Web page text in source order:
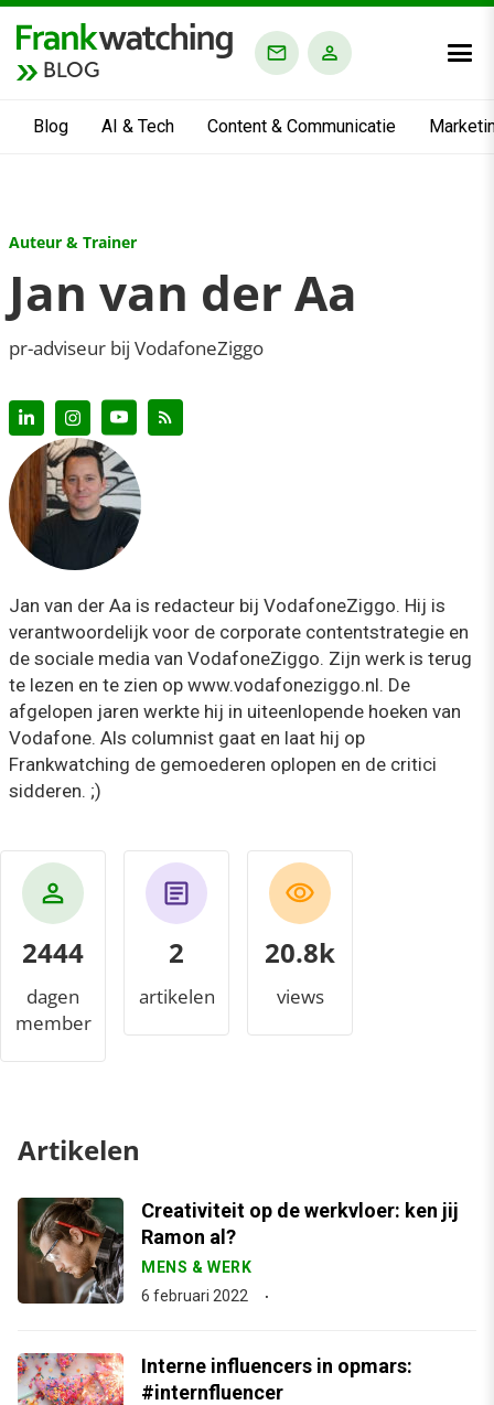
BLOG
Blog AI & Tech Content & Communicatie
Auteur & Trainer
Jan van der Aa
pr-adviseur bij VodafoneZiggo
Jan van der Aa is redacteur bij VodafoneZiggo. Hij is
verantwoordelijk voor de corporate contentstrategie en
de sociale media van VodafoneZiggo. Zijn werk is terug
te lezen en te zien op www.vodafoneziggo.nl. De
afgelopen jaren werkte hij in uiteenlopende hoeken van
Vodafone. Als columnist gaat en laat hij op
Frankwatching de gemoederen oplopen en de critici
sidderen. ;)
2444
dagen
member
2
artikelen
21.6k
views
Artikelen
Creativiteit op de werkvloer: ken jij
Ramon al?
MENS & WERK
6 februari 2022
Interne influencers in opmars:
#internfluencer